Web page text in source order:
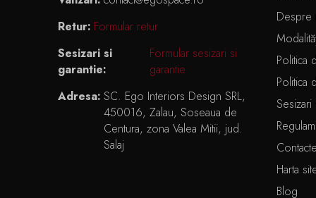
Retur: Formular retur
Sesizari si
garantie:
Formular sesizari si
garantie
Adresa: SC. Ego Interiors Design SRL,
450016, Zalau, Soseaua de
Centura, zona Valea Mitii, jud.
Salaj
Despre
Politica
Politica
Sesizari
Harta
Blog